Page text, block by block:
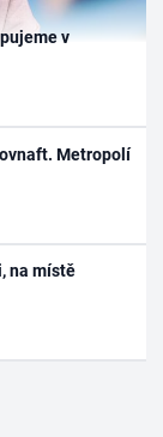
v
Metropolí
na místě